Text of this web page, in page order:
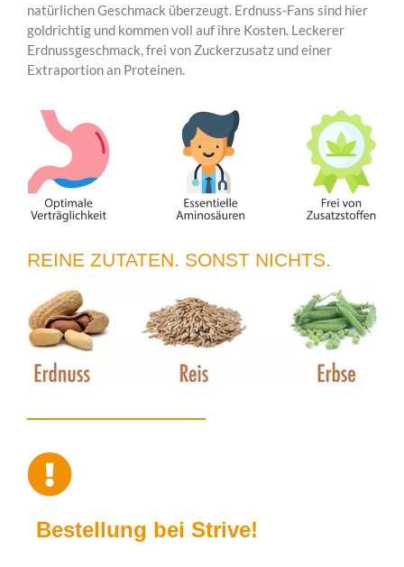
natürlichen Geschmack überzeugt. Erdnuss-Fans sind hier
goldrichtig und kommen voll auf ihre Kosten. Leckerer
Erdnussgeschmack, frei von Zuckerzusatz und einer
Extraportion an Proteinen.
REINE ZUTATEN. SONST NICHTS.
Bestellung bei Strive!